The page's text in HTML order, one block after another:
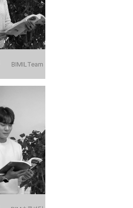
BIMIL Team